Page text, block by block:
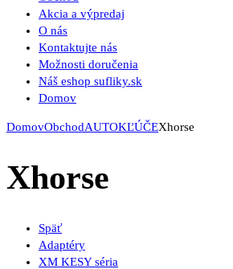
Akcia a výpredaj
O nás
Kontaktujte nás
Možnosti doručenia
Náš eshop sufliky.sk
Domov
DomovObchodAUTOKĽÚČEXhorse
Xhorse
Späť
Adaptéry
XM KESY séria